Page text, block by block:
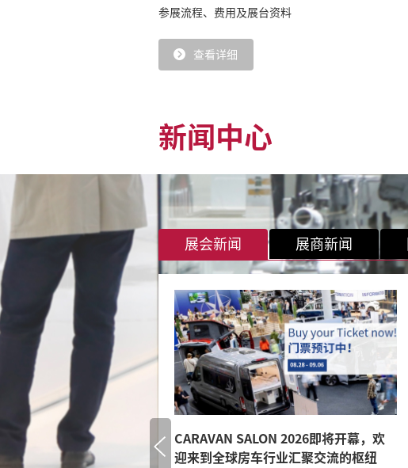
参展流程、费用及展台资料
查看详细
新闻中心
展会新闻 展商新闻
CARAVAN SALON 2026即将开幕，欢
迎来到全球房车行业汇聚交流的枢纽